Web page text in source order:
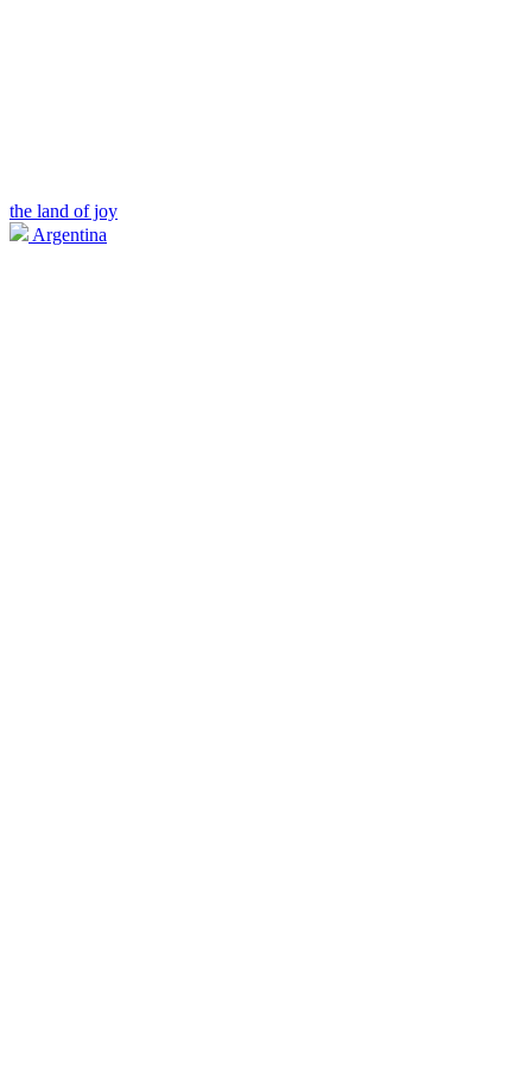
the land of joy
Argentina